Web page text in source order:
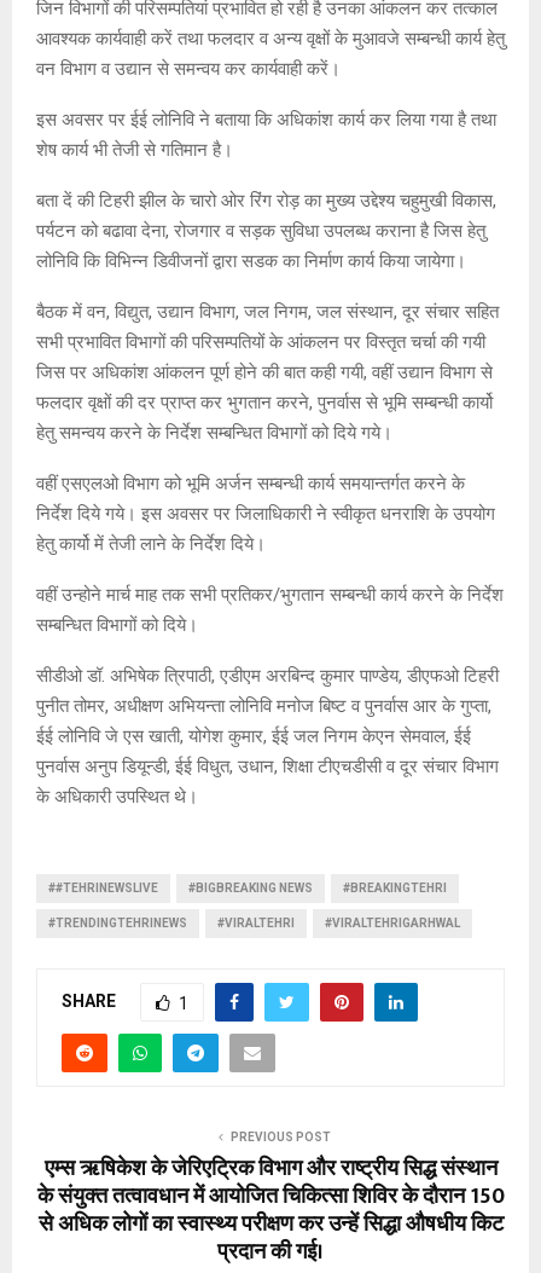
जिन विभागों की परिसम्पतियां प्रभावित हो रही है उनका आंकलन कर तत्काल
आवश्यक कार्यवाही करें तथा फलदार व अन्य वृक्षों के मुआवजे सम्बन्धी कार्य हेतु
वन विभाग व उद्यान से समन्वय कर कार्यवाही करें।
इस अवसर पर ईई लोनिवि ने बताया कि अधिकांश कार्य कर लिया गया है तथा
शेष कार्य भी तेजी से गतिमान है।
बता दें की टिहरी झील के चारो ओर रिंग रोड़ का मुख्य उद्देश्य चहुमुखी विकास,
पर्यटन को बढावा देना, रोजगार व सड़क सुविधा उपलब्ध कराना है जिस हेतु
लोनिवि कि विभिन्न डिवीजनों द्वारा सडक का निर्माण कार्य किया जायेगा।
बैठक में वन, विद्युत, उद्यान विभाग, जल निगम, जल संस्थान, दूर संचार सहित
सभी प्रभावित विभागों की परिसम्पतियों के आंकलन पर विस्तृत चर्चा की गयी
जिस पर अधिकांश आंकलन पूर्ण होने की बात कही गयी, वहीं उद्यान विभाग से
फलदार वृक्षों की दर प्राप्त कर भुगतान करने, पुनर्वास से भूमि सम्बन्धी कार्यो
हेतु समन्वय करने के निर्देश सम्बन्धित विभागों को दिये गये।
वहीं एसएलओ विभाग को भूमि अर्जन सम्बन्धी कार्य समयान्तर्गत करने के
निर्देश दिये गये। इस अवसर पर जिलाधिकारी ने स्वीकृत धनराशि के उपयोग
हेतु कार्यो में तेजी लाने के निर्देश दिये।
वहीं उन्होने मार्च माह तक सभी प्रतिकर/भुगतान सम्बन्धी कार्य करने के निर्देश
सम्बन्धित विभागों को दिये।
सीडीओ डॉ. अभिषेक त्रिपाठी, एडीएम अरबिन्द कुमार पाण्डेय, डीएफओ टिहरी
पुनीत तोमर, अधीक्षण अभियन्ता लोनिवि मनोज बिष्ट व पुनर्वास आर के गुप्ता,
ईई लोनिवि जे एस खाती, योगेश कुमार, ईई जल निगम केएन सेमवाल, ईई
पुनर्वास अनुप डियून्डी, ईई विधुत, उधान, शिक्षा टीएचडीसी व दूर संचार विभाग
के अधिकारी उपस्थित थे।
##TEHRINEWSLIVE #BIGBREAKING NEWS #BREAKINGTEHRI
#TRENDINGTEHRINEWS #VIRALTEHRI #VIRALTEHRIGARHWAL
SHARE 1
PREVIOUS POST
एम्स ऋषिकेश के जेरिएट्रिक विभाग और राष्ट्रीय सिद्ध संस्थान
के संयुक्त तत्वावधान में आयोजित चिकित्सा शिविर के दौरान 150
से अधिक लोगों का स्वास्थ्य परीक्षण कर उन्हें सिद्धा औषधीय किट
प्रदान की गई।